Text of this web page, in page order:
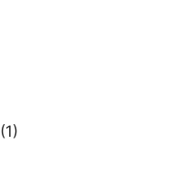
(1)